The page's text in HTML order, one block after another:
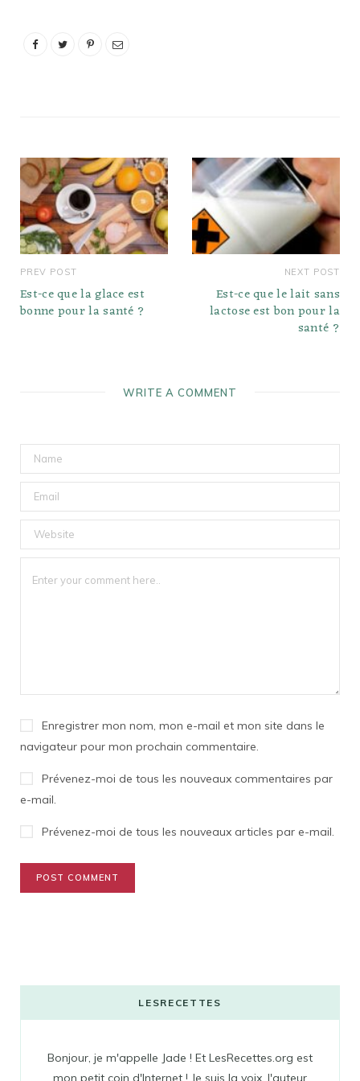
octobre ? Au…
PREV POST
Est-ce que la glace est
bonne pour la santé ?
NEXT POST
Est-ce que le lait sans
lactose est bon pour la
santé ?
WRITE A COMMENT
Enregistrer mon nom, mon e-mail et mon site dans le
navigateur pour mon prochain commentaire.
Prévenez-moi de tous les nouveaux commentaires par
e-mail.
Prévenez-moi de tous les nouveaux articles par e-mail.
LESRECETTES
Bonjour, je m'appelle Jade ! Et LesRecettes.org est
mon petit coin d'Internet ! Je suis la voix, l'auteur